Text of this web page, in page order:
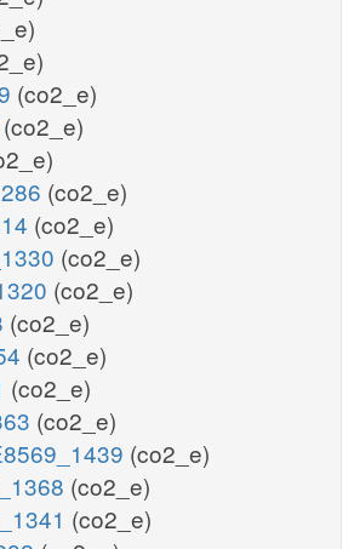
(co2_e)
(co2_e)
(co2_e)
(co2_e)
(co2_e)
(co2_e)
(co2_e)
(co2_e)
(co2_e)
(co2_e)
(co2_e)
(co2_e)
(co2_e)